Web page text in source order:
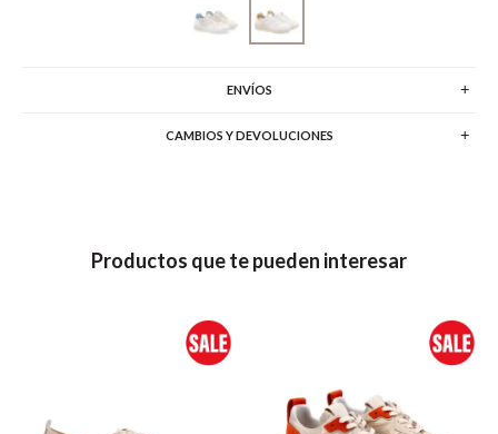
ENVÍOS
CAMBIOS Y DEVOLUCIONES
Productos que te pueden interesar